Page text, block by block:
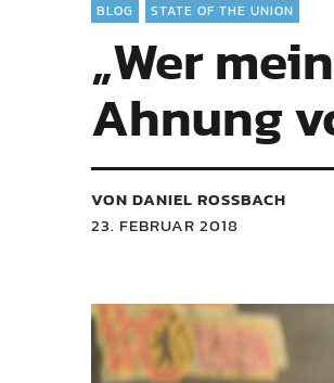
BLOG STATE OF THE UNION
„Wer
Ahnung
VON DANIEL ROSSBACH
23. FEBRUAR 2018